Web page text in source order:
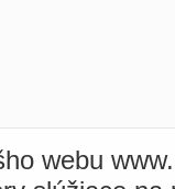
webu